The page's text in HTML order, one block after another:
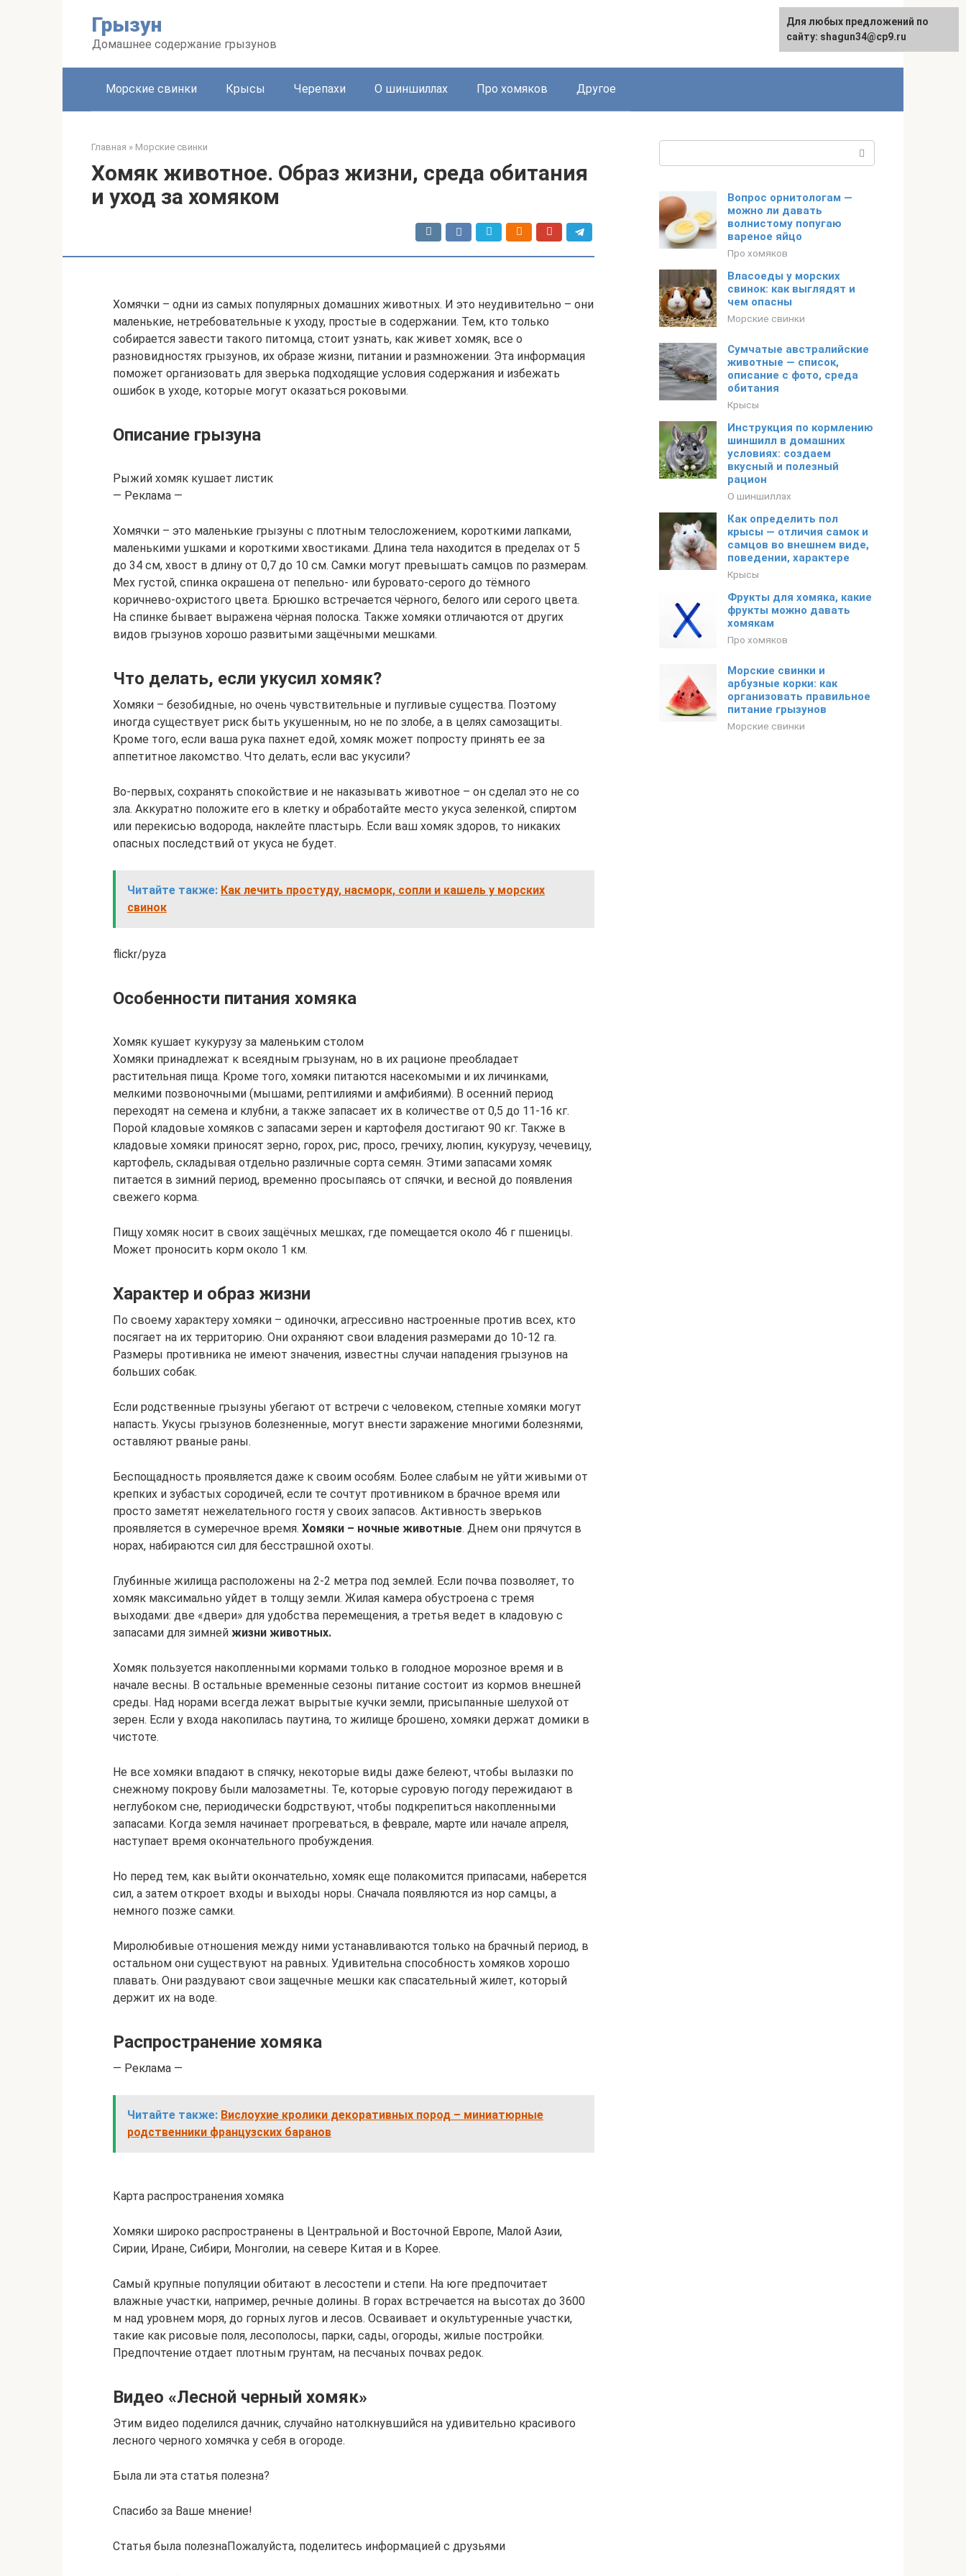
Грызун
Домашнее содержание грызунов
Морские свинки Крысы Черепахи О шиншиллах Про хомяков Другое
Главная » Морские свинки
Хомяк животное. Образ жизни, среда обитания
и уход за хомяком
Хомячки – одни из самых популярных домашних животных. И это неудивительно – они
маленькие, нетребовательные к уходу, простые в содержании. Тем, кто только
собирается завести такого питомца, стоит узнать, как живет хомяк, все о
разновидностях грызунов, их образе жизни, питании и размножении. Эта информация
поможет организовать для зверька подходящие условия содержания и избежать
ошибок в уходе, которые могут оказаться роковыми.
Описание грызуна
Рыжий хомяк кушает листик
— Реклама —
Хомячки – это маленькие грызуны с плотным телосложением, короткими лапками,
маленькими ушками и короткими хвостиками. Длина тела находится в пределах от 5
до 34 см, хвост в длину от 0,7 до 10 см. Самки могут превышать самцов по размерам.
Мех густой, спинка окрашена от пепельно- или буровато-серого до тёмного
коричнево-охристого цвета. Брюшко встречается чёрного, белого или серого цвета.
На спинке бывает выражена чёрная полоска. Также хомяки отличаются от других
видов грызунов хорошо развитыми защёчными мешками.
Что делать, если укусил хомяк?
Хомяки – безобидные, но очень чувствительные и пугливые существа. Поэтому
иногда существует риск быть укушенным, но не по злобе, а в целях самозащиты.
Кроме того, если ваша рука пахнет едой, хомяк может попросту принять ее за
аппетитное лакомство. Что делать, если вас укусили?
Во-первых, сохранять спокойствие и не наказывать животное – он сделал это не со
зла. Аккуратно положите его в клетку и обработайте место укуса зеленкой, спиртом
или перекисью водорода, наклейте пластырь. Если ваш хомяк здоров, то никаких
опасных последствий от укуса не будет.
Читайте также: Как лечить простуду, насморк, сопли и кашель у морских
свинок
flickr/pyza
Особенности питания хомяка
Хомяк кушает кукурузу за маленьким столом
Хомяки принадлежат к всеядным грызунам, но в их рационе преобладает
растительная пища. Кроме того, хомяки питаются насекомыми и их личинками,
мелкими позвоночными (мышами, рептилиями и амфибиями). В осенний период
переходят на семена и клубни, а также запасает их в количестве от 0,5 до 11-16 кг.
Порой кладовые хомяков с запасами зерен и картофеля достигают 90 кг. Также в
кладовые хомяки приносят зерно, горох, рис, просо, гречиху, люпин, кукурузу, чечевицу,
картофель, складывая отдельно различные сорта семян. Этими запасами хомяк
питается в зимний период, временно просыпаясь от спячки, и весной до появления
свежего корма.
Пищу хомяк носит в своих защёчных мешках, где помещается около 46 г пшеницы.
Может проносить корм около 1 км.
Характер и образ жизни
По своему характеру хомяки – одиночки, агрессивно настроенные против всех, кто
посягает на их территорию. Они охраняют свои владения размерами до 10-12 га.
Размеры противника не имеют значения, известны случаи нападения грызунов на
больших собак.
Если родственные грызуны убегают от встречи с человеком, степные хомяки могут
напасть. Укусы грызунов болезненные, могут внести заражение многими болезнями,
оставляют рваные раны.
Беспощадность проявляется даже к своим особям. Более слабым не уйти живыми от
крепких и зубастых сородичей, если те сочтут противником в брачное время или
просто заметят нежелательного гостя у своих запасов. Активность зверьков
проявляется в сумеречное время. Хомяки – ночные животные. Днем они прячутся в
норах, набираются сил для бесстрашной охоты.
Глубинные жилища расположены на 2-2 метра под землей. Если почва позволяет, то
хомяк максимально уйдет в толщу земли. Жилая камера обустроена с тремя
выходами: две «двери» для удобства перемещения, а третья ведет в кладовую с
запасами для зимней жизни животных.
Хомяк пользуется накопленными кормами только в голодное морозное время и в
начале весны. В остальные временные сезоны питание состоит из кормов внешней
среды. Над норами всегда лежат вырытые кучки земли, присыпанные шелухой от
зерен. Если у входа накопилась паутина, то жилище брошено, хомяки держат домики в
чистоте.
Не все хомяки впадают в спячку, некоторые виды даже белеют, чтобы вылазки по
снежному покрову были малозаметны. Те, которые суровую погоду пережидают в
неглубоком сне, периодически бодрствуют, чтобы подкрепиться накопленными
запасами. Когда земля начинает прогреваться, в феврале, марте или начале апреля,
наступает время окончательного пробуждения.
Но перед тем, как выйти окончательно, хомяк еще полакомится припасами, наберется
сил, а затем откроет входы и выходы норы. Сначала появляются из нор самцы, а
немного позже самки.
Миролюбивые отношения между ними устанавливаются только на брачный период, в
остальном они существуют на равных. Удивительна способность хомяков хорошо
плавать. Они раздувают свои защечные мешки как спасательный жилет, который
держит их на воде.
Распространение хомяка
— Реклама —
Читайте также: Вислоухие кролики декоративных пород – миниатюрные
родственники французских баранов
Карта распространения хомяка
Хомяки широко распространены в Центральной и Восточной Европе, Малой Азии,
Сирии, Иране, Сибири, Монголии, на севере Китая и в Корее.
Самый крупные популяции обитают в лесостепи и степи. На юге предпочитает
влажные участки, например, речные долины. В горах встречается на высотах до 3600
м над уровнем моря, до горных лугов и лесов. Осваивает и окультуренные участки,
такие как рисовые поля, лесополосы, парки, сады, огороды, жилые постройки.
Предпочтение отдает плотным грунтам, на песчаных почвах редок.
Видео «Лесной черный хомяк»
Этим видео поделился дачник, случайно натолкнувшийся на удивительно красивого
лесного черного хомячка у себя в огороде.
Была ли эта статья полезна?
Спасибо за Ваше мнение!
Статья была полезнаПожалуйста, поделитесь информацией с друзьями
Вопрос орнитологам —
можно ли давать
волнистому попугаю
вареное яйцо
Про хомяков
Власоеды у морских
свинок: как выглядят и
чем опасны
Морские свинки
Сумчатые австралийские
животные — список,
описание с фото, среда
обитания
Крысы
Инструкция по кормлению
шиншилл в домашних
условиях: создаем
вкусный и полезный
рацион
О шиншиллах
Как определить пол
крысы — отличия самок и
самцов во внешнем виде,
поведении, характере
Крысы
Фрукты для хомяка, какие
фрукты можно давать
хомякам
Про хомяков
Морские свинки и
арбузные корки: как
организовать правильное
питание грызунов
Морские свинки
Для любых предложений по
сайту: shagun34@cp9.ru